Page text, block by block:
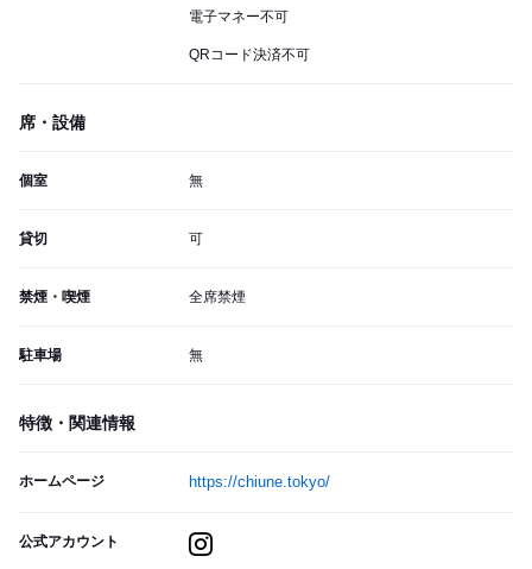
電子マネー不可
QRコード決済不可
席・設備
個室 無
貸切 可
禁煙・喫煙 全席禁煙
駐車場 無
特徴・関連情報
ホームページ https://chiune.tokyo/
公式アカウント